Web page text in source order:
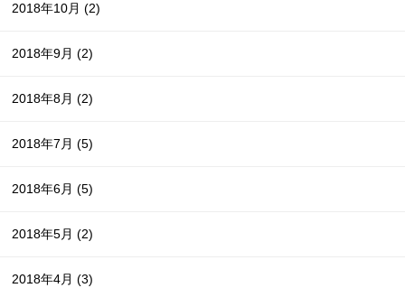
2018年10月(2)
2018年9月(2)
2018年8月(2)
2018年7月(5)
2018年6月(5)
2018年5月(2)
2018年4月(3)